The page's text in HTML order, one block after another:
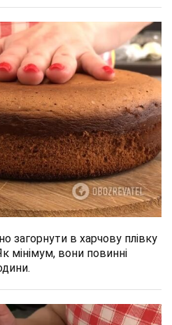
загорнути в харчову плівку
мінімум, вони повинні